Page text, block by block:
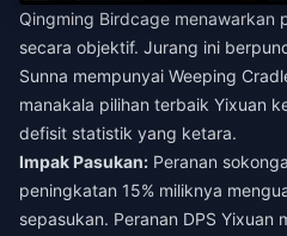
Qingming Birdcage menawarkan
secara objektif. Jurang ini
Sunna mempunyai Weeping
manakala pilihan terbaik Yixuan
defisit statistik yang ketara.
Impak Pasukan: Peranan
peningkatan 15% miliknya
sepasukan. Peranan DPS Yixuan